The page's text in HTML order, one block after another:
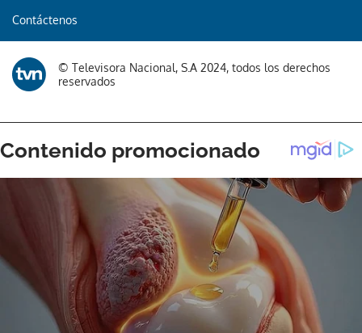
ACEPTAR
Contáctenos
© Televisora Nacional, S.A 2024, todos los derechos
reservados